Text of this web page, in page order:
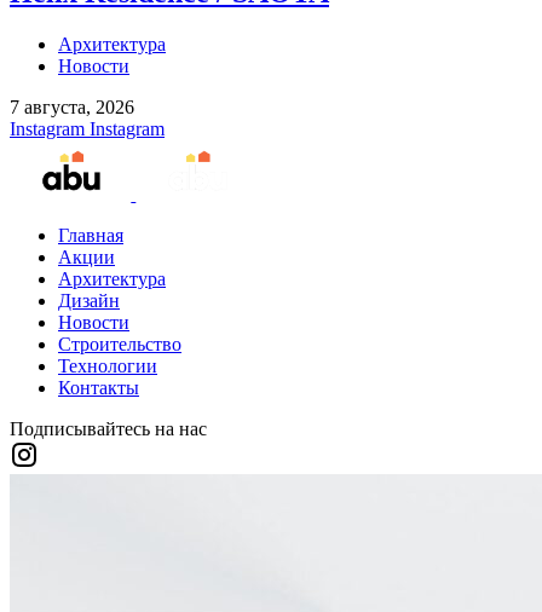
Архитектура
Новости
7 августа, 2026
Instagram Instagram
Главная
Акции
Архитектура
Дизайн
Новости
Строительство
Технологии
Контакты
Подписывайтесь на нас